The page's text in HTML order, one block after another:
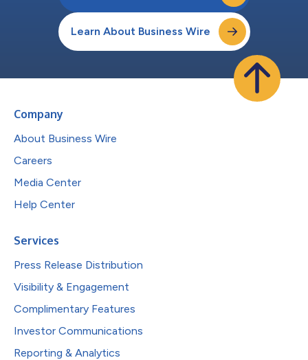
Learn About Business Wire
Company
About Business Wire
Careers
Media Center
Help Center
Services
Press Release Distribution
Visibility & Engagement
Complimentary Features
Investor Communications
Reporting & Analytics